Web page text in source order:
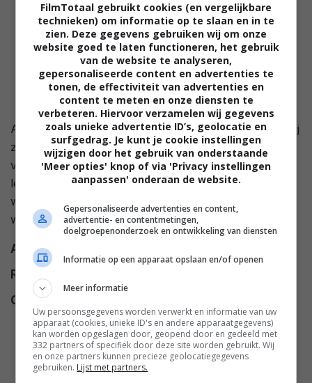
Als Raymond Courrèges Maria Cross ziet, herinnert hij
zich zijn verleden. Zeventien jaar eerder, als tiener,
voelde hij een sterke passie voor haar ondanks hun
leeftijdsverschil. Zijn eigen vader, dokter Courrèges,
was ook verliefd op haar. Maar de duivelse Maria
wees zowel vader als zoon af...
Alt titel
Regie
Cast
Emmanuelle Béart,Jean-
François Stévenin,Catherine
Mouchet,Didier Bezace,Anna
Gaylor,
FilmTotaal gebruikt cookies (en vergelijkbare
technieken) om informatie op te slaan en in te
zien. Deze gegevens gebruiken wij om onze
website goed te laten functioneren, het gebruik
van de website te analyseren,
gepersonaliseerde content en advertenties te
tonen, de effectiviteit van advertenties en
content te meten en onze diensten te
verbeteren. Hiervoor verzamelen wij gegevens
zoals unieke advertentie ID’s, geolocatie en
surfgedrag. Je kunt je cookie instellingen
wijzigen door het gebruik van onderstaande
'Meer opties' knop of via 'Privacy instellingen
aanpassen' onderaan de website.
Gepersonaliseerde advertenties en content,
advertentie- en contentmetingen,
doelgroepenonderzoek en ontwikkeling van diensten
Informatie op een apparaat opslaan en/of openen
Meer informatie
Uw persoonsgegevens worden verwerkt en informatie van uw
apparaat (cookies, unieke ID's en andere apparaatgegevens)
kan worden opgeslagen door, geopend door en gedeeld met
332 partners of specifiek door deze site worden gebruikt. Wij
en onze partners kunnen precieze geolocatiegegevens
gebruiken. Lijst met partners.